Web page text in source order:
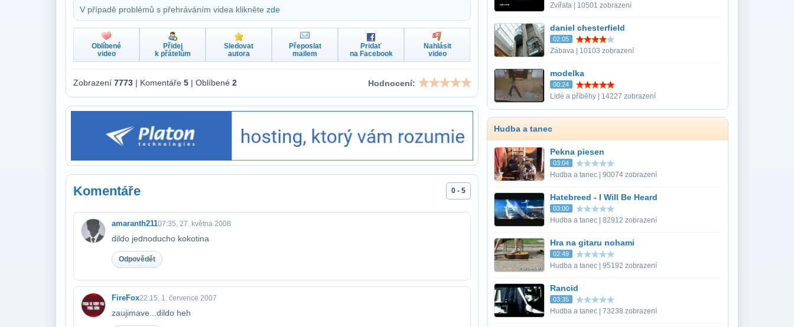
V případě problémů s přehráváním videa klikněte zde
Oblíbené
video
Přidej
k přátelům
Sledovat
autora
Přeposlat
mailem
Pridať
na Facebook
Nahlásit
video
Zobrazení 7773 | Komentáře 5 | Oblíbené 2 Hodnocení:
Komentáře 0 - 5
amaranth21107:35, 27. května 2008
dildo jednoducho kokotina
Odpovědět
FireFox22:15, 1. července 2007
zaujimave...dildo heh
Zvířata | 10501 zobrazení
daniel chesterfield
02:05
Zábava | 10103 zobrazení
modelka
00:24
Lidé a příběhy | 14227 zobrazení
Hudba a tanec
Pekna piesen
03:04
Hudba a tanec | 90074 zobrazení
Hatebreed - I Will Be Heard
03:00
Hudba a tanec | 82912 zobrazení
Hra na gitaru nohami
02:49
Hudba a tanec | 95192 zobrazení
Rancid
03:35
Hudba a tanec | 73238 zobrazení